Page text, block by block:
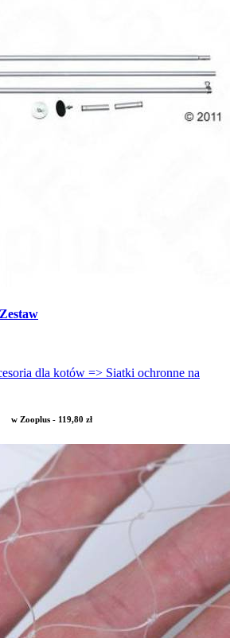
dla kotów => Siatki ochronne na
w Zooplus - 119,80 zł